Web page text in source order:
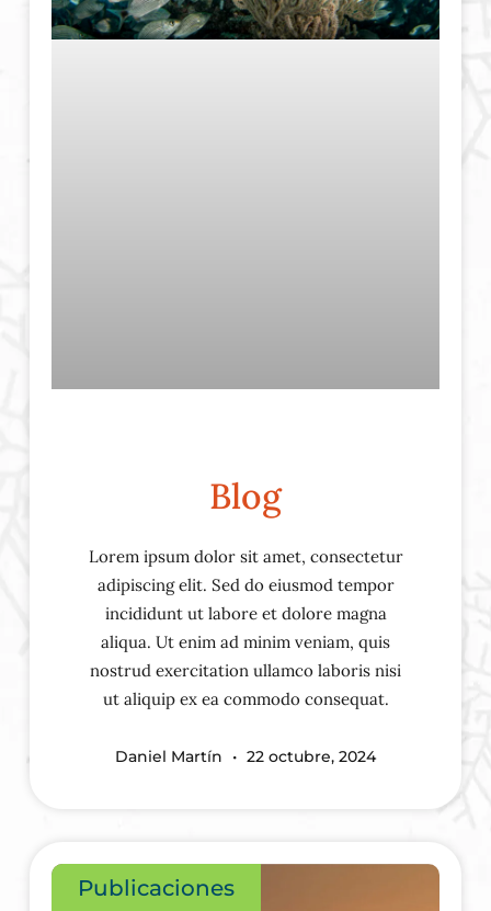
Blog
Lorem ipsum dolor sit amet, consectetur
adipiscing elit. Sed do eiusmod tempor
incididunt ut labore et dolore magna
aliqua. Ut enim ad minim veniam, quis
nostrud exercitation ullamco laboris nisi
ut aliquip ex ea commodo consequat.
Daniel Martín 22 octubre, 2024
Publicaciones